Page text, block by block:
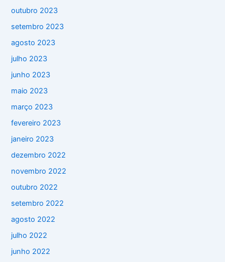
outubro 2023
setembro 2023
agosto 2023
julho 2023
junho 2023
maio 2023
março 2023
fevereiro 2023
janeiro 2023
dezembro 2022
novembro 2022
outubro 2022
setembro 2022
agosto 2022
julho 2022
junho 2022